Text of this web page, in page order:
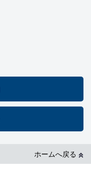
ホームへ戻る